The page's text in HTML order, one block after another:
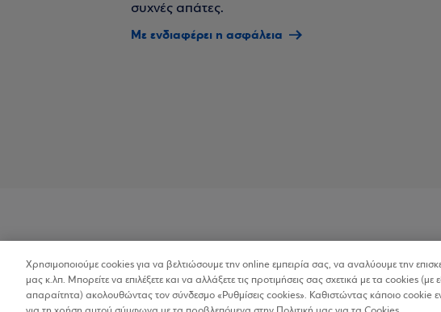
συχνές απάτες.
Με ενδιαφέρει η ασφάλεια
Προσβασιμότητα
Χρησιμοποιούμε cookies για να βελτιώσουμε την online εμπειρία σας, να αναλύουμε την
μας κ.λπ. Μπορείτε να επιλέξετε και να αλλάξετε τις προτιμήσεις σας σχετικά με τα cookies (με
απαραίτητα) ακολουθώντας τον σύνδεσμο «Ρυθμίσεις cookies». Καθιστώντας κάποιο cookie